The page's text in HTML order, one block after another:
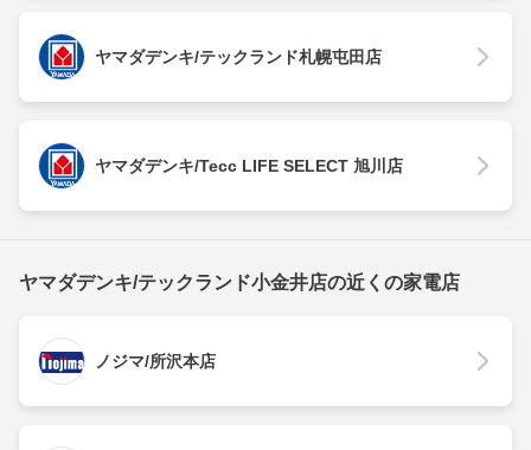
ヤマダデンキ/テックランド札幌屯田店
ヤマダデンキ/Tecc LIFE SELECT 旭川店
ヤマダデンキ/テックランド小金井店の近くの家電店
ノジマ/所沢本店